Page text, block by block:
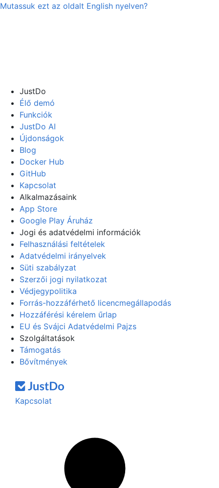
Mutassuk ezt az oldalt English nyelven?
JustDo
Élő demó
Funkciók
JustDo AI
Újdonságok
Blog
Docker Hub
GitHub
Kapcsolat
Alkalmazásaink
App Store
Google Play Áruház
Jogi és adatvédelmi információk
Felhasználási feltételek
Adatvédelmi irányelvek
Süti szabályzat
Szerzői jogi nyilatkozat
Védjegypolitika
Forrás-hozzáférhető licencmegállapodás
Hozzáférési kérelem űrlap
EU és Svájci Adatvédelmi Pajzs
Szolgáltatások
Támogatás
Bővítmények
Kapcsolat